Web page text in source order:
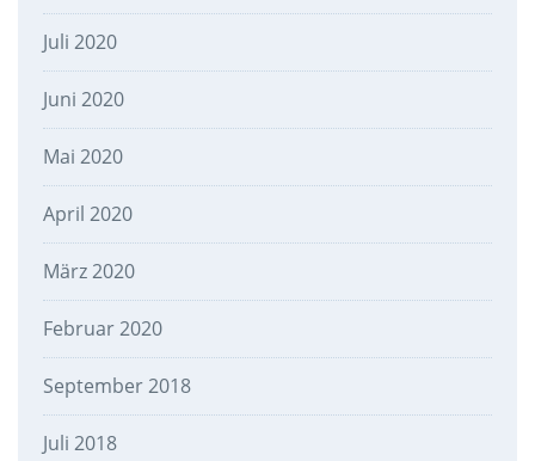
Juli 2020
Juni 2020
Mai 2020
April 2020
März 2020
Februar 2020
September 2018
Juli 2018